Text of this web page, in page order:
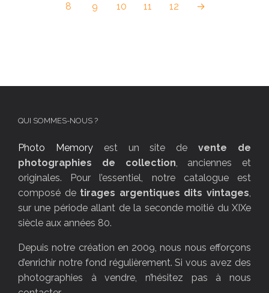
8 9 10 11 12 →
QUI SOMMES-NOUS ?
Photo Memoryest un site devente de
photographies de collection, anciennes et
originales. Pour l’essentiel, notre catalogue est
composé de tirages argentiques dits vintages,
sur une période allant de la seconde moitié du XIXe
siècle aux années 80.
Depuis notre création en 2009, nous nous efforçons
d’enrichir notre fond régulièrement. Si vous avez des
photographies à vendre, n’hésitez pas à nous